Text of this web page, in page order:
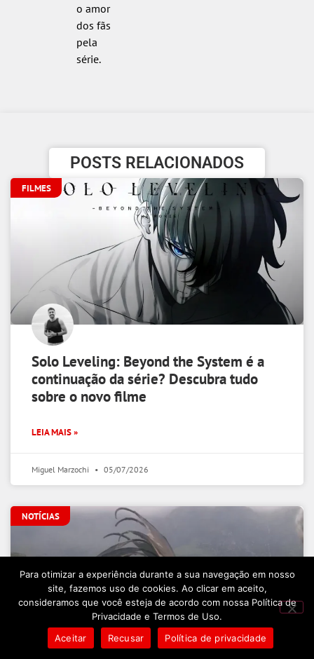
o amor
dos fãs
pela
série.
POSTS RELACIONADOS
FILMES
Solo Leveling: Beyond the System é a
continuação da série? Descubra tudo
sobre o novo filme
LEIA MAIS »
Miguel Marzochi 05/07/2026
NOTÍCIAS
Para otimizar a experiência durante a sua navegação em nosso
site, fazemos uso de cookies. Ao clicar em aceito,
consideramos que você esteja de acordo com nossa Política de
Privacidade e Termos de Uso.
Aceitar
Recusar Política de privacidade